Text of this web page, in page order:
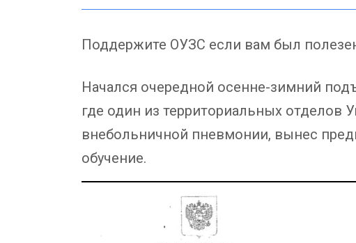
Поддержите ОУЗС если вам был
Начался очередной осенне-зимний
где один из территориальных отделов
внебольничной пневмонии, вынес
обучение.